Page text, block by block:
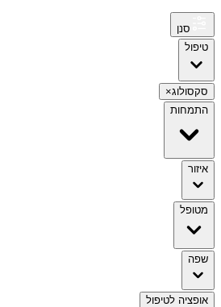
סנן
טיפול
סקסולוג×
התמחות
איזור
מטופל
שפה
אופציה לטיפול